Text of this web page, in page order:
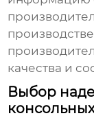
производстве
качества и
Выбор